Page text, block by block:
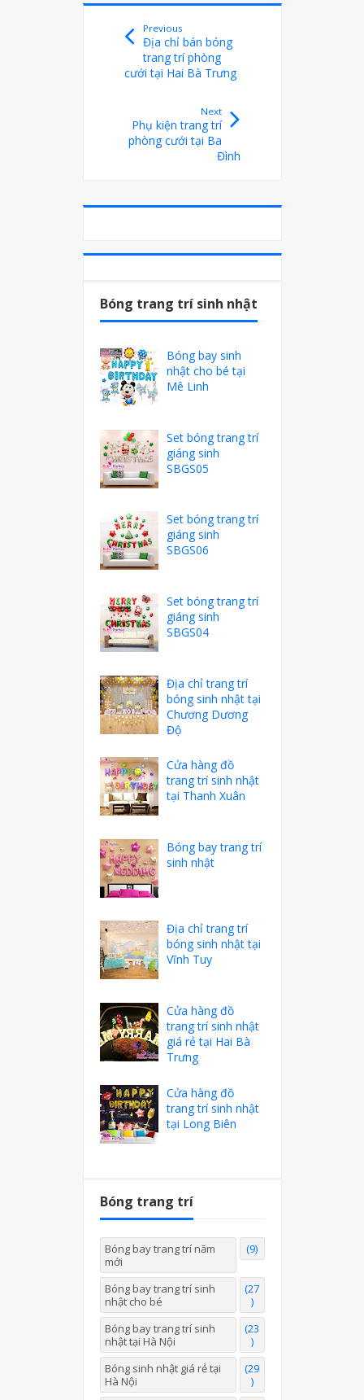
Previous
Địa chỉ bán bóng
trang trí phòng
cưới tại Hai Bà Trưng
Next
Phụ kiện trang trí
phòng cưới tại Ba
Đình
Bóng trang trí sinh nhật
Bóng bay sinh
nhật cho bé tại
Mê Linh
Set bóng trang trí
giáng sinh
SBGS05
Set bóng trang trí
giáng sinh
SBGS06
Set bóng trang trí
giáng sinh
SBGS04
Địa chỉ trang trí
bóng sinh nhật tại
Chương Dương
Độ
Cửa hàng đồ
trang trí sinh nhật
tại Thanh Xuân
Bóng bay trang trí
sinh nhật
Địa chỉ trang trí
bóng sinh nhật tại
Vĩnh Tuy
Cửa hàng đồ
trang trí sinh nhật
giá rẻ tại Hai Bà
Trưng
Cửa hàng đồ
trang trí sinh nhật
tại Long Biên
Bóng trang trí
Bóng bay trang trí năm
mới
(9)
Bóng bay trang trí sinh
nhật cho bé
(27
)
Bóng bay trang trí sinh
nhật tại Hà Nội
(23
)
Bóng sinh nhật giá rẻ tại
Hà Nội
(29
)